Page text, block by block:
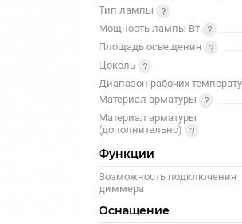
Тип лампы
Мощность лампы Вт
Площадь освещения
Цоколь
Диапазон рабочих
Материал арматуры
Материал арматуры
(дополнительно)
Функции
Возможность подключения
диммера
Оснащение